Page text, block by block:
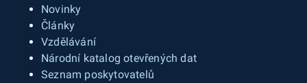
Novinky
Články
Vzdělávání
Národní katalog otevřených dat
Seznam poskytovatelů